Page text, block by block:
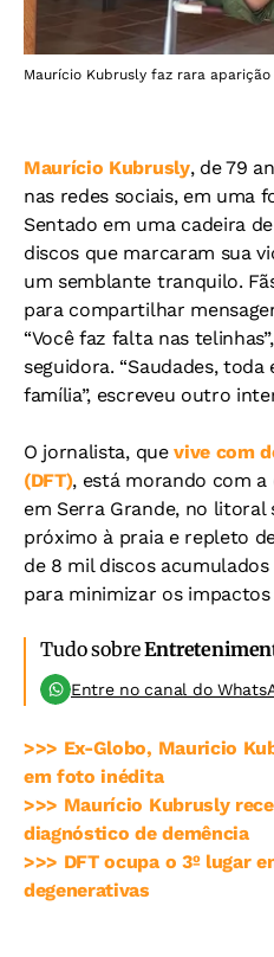
Maurício Kubrusly faz rara
Maurício Kubrusly, de 79
nas redes sociais, em uma
Sentado em uma cadeira
discos que marcaram sua
um semblante tranquilo.
para compartilhar
“Você faz falta nas
seguidora. “Saudades,
família”, escreveu outro
O jornalista, quevive com
(DFT), está morando com a
em Serra Grande, no litoral
próximo à praia e repleto
de 8 mil discos
para minimizar os
Tudo sobre
Entre no canal do
>>> Ex-Globo, Mauricio
em foto inédita
>>> Maurício Kubrusly
diagnóstico de demência
>>> DFT ocupa o 3º lugar
degenerativas